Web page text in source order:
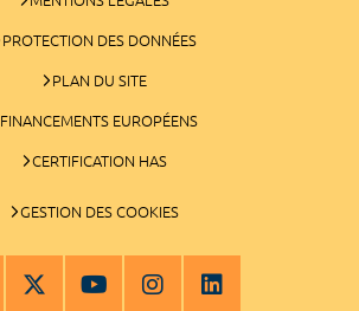
PROTECTION DES DONNÉES
PLAN DU SITE
FINANCEMENTS EUROPÉENS
CERTIFICATION HAS
GESTION DES COOKIES